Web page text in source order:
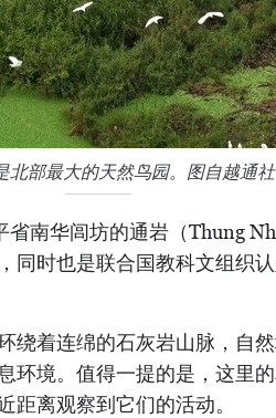
北部最大的天然鸟园。图自越通社
南华闾坊的通岩（Thung
同时也是联合国教科文组织
绕着连绵的石灰岩山脉，自
环境。值得一提的是，这里
距离观察到它们的活动。